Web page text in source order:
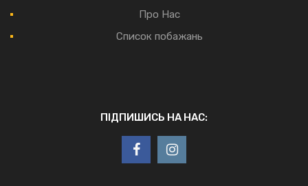
Про Нас
Список побажань
ПІДПИШИСЬ НА НАС: